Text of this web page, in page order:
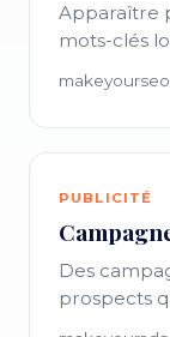
Apparaître
mots-clés
PUBLICITÉ
Des
prospects